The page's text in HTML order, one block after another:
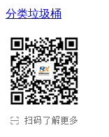
分类垃圾桶